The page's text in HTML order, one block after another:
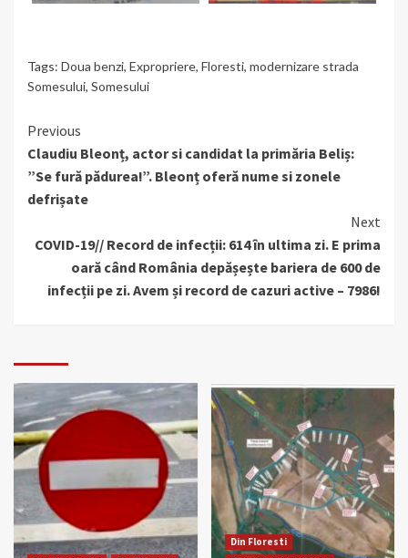
Tags: Doua benzi, Expropriere, Floresti, modernizare strada
Somesului, Somesului
Continue
Reading
Previous
Claudiu Bleonț, actor si candidat la primăria Beliș:
”Se fură pădurea!”. Bleonț oferă nume si zonele
defrișate
Next
COVID-19// Record de infecții: 614 în ultima zi. E prima
oară când România depășește bariera de 600 de
infecții pe zi. Avem și record de cazuri active – 7986!
Din Floresti